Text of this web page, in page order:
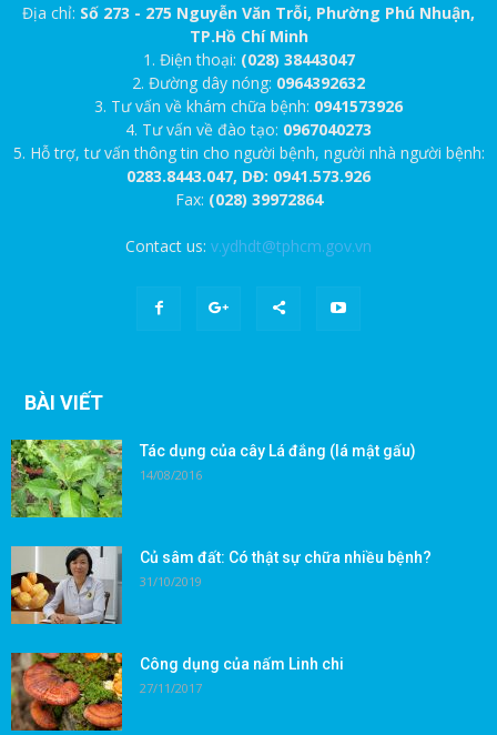
Địa chỉ: Số 273 - 275 Nguyễn Văn Trỗi, Phường Phú Nhuận,
TP.Hồ Chí Minh
1. Điện thoại: (028) 38443047
2. Đường dây nóng: 0964392632
3. Tư vấn về khám chữa bệnh: 0941573926
4. Tư vấn về đào tạo: 0967040273
5. Hỗ trợ, tư vấn thông tin cho người bệnh, người nhà người bệnh:
0283.8443.047, DĐ: 0941.573.926
Fax: (028) 39972864
Contact us: v.ydhdt@tphcm.gov.vn
BÀI VIẾT
Tác dụng của cây Lá đắng (lá mật gấu)
14/08/2016
Củ sâm đất: Có thật sự chữa nhiều bệnh?
31/10/2019
Công dụng của nấm Linh chi
27/11/2017